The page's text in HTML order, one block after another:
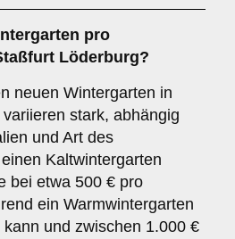
pro
Löderburg?
neuen Wintergarten in
stark, abhängig
und Art des
Kaltwintergarten
bei etwa 500 € pro
ein Warmwintergarten
und zwischen 1.000 €